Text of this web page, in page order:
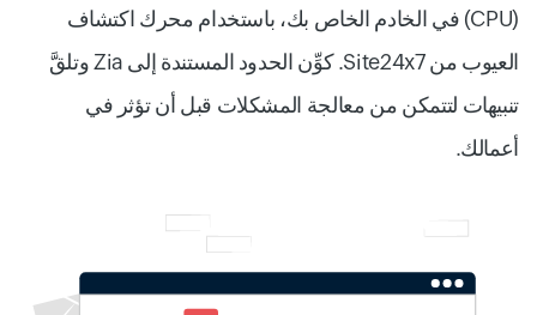
(CPU) في الخادم الخاص بك، باستخدام محرك اكتشاف
العيوب من Site24x7. كوِّن الحدود المستندة إلى Zia وتلقَّ
تنبيهات لتتمكن من معالجة المشكلات قبل أن تؤثر في
أعمالك.